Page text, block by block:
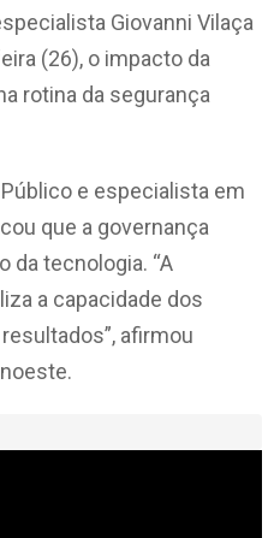
Giovanni Vilaça
(26), o impacto da
rotina da segurança
e especialista em
que a governança
da tecnologia. “A
a capacidade dos
afirmou